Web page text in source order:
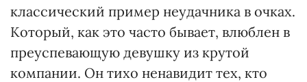
классический пример неудачника в очках.
Который, как это часто бывает, влюблен в
преуспевающую девушку из крутой
компании. Он тихо ненавидит тех, кто